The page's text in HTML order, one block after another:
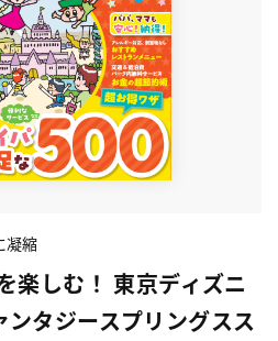
凝縮
楽しむ！ 東京ディズニ
タジースプリングスス